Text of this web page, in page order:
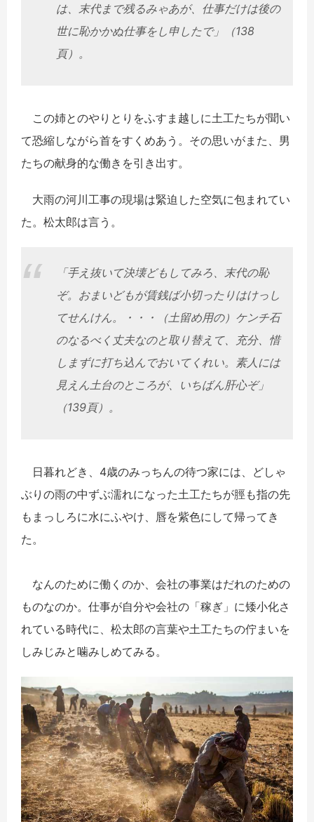
は、末代まで残るみゃあが、仕事だけは後の
世に恥かかぬ仕事をし申したで」（138
頁）。
この姉とのやりとりをふすま越しに土工たちが聞い
て恐縮しながら首をすくめあう。その思いがまた、男
たちの献身的な働きを引き出す。
大雨の河川工事の現場は緊迫した空気に包まれてい
た。松太郎は言う。
「手え抜いて決壊どもしてみろ、末代の恥
ぞ。おまいどもが賃銭ば小切ったりはけっし
てせんけん。・・・（土留め用の）ケンチ石
のなるべく丈夫なのと取り替えて、充分、惜
しまずに打ち込んでおいてくれい。素人には
見えん土台のところが、いちばん肝心ぞ」
（139頁）。
日暮れどき、4歳のみっちんの待つ家には、どしゃ
ぶりの雨の中ずぶ濡れになった土工たちが脛も指の先
もまっしろに水にふやけ、唇を紫色にして帰ってき
た。
なんのために働くのか、会社の事業はだれのための
ものなのか。仕事が自分や会社の「稼ぎ」に矮小化さ
れている時代に、松太郎の言葉や土工たちの佇まいを
しみじみと噛みしめてみる。